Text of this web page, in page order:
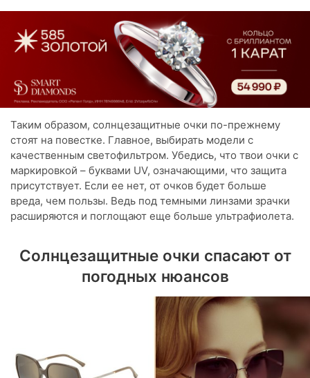
Таким образом, солнцезащитные очки по-прежнему
стоят на повестке. Главное, выбирать модели с
качественным светофильтром. Убедись, что твои очки с
маркировкой – буквами UV, означающими, что защита
присутствует. Если ее нет, от очков будет больше
вреда, чем пользы. Ведь под темными линзами зрачки
расширяются и поглощают еще больше ультрафиолета.
Солнцезащитные очки спасают от
погодных нюансов